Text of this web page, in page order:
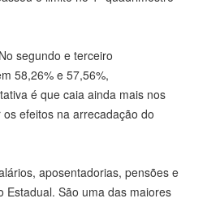
segundo e terceiro
58,26% e 57,56%,
é que caia ainda mais nos
efeitos na arrecadação do
aposentadorias, pensões e
Estadual. São uma das maiores